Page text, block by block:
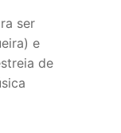
ser
e
de